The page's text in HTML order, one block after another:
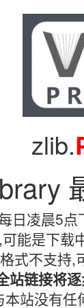
zlib.
日凌晨5点
能是下载
式不支持,
站链接将
站没有任